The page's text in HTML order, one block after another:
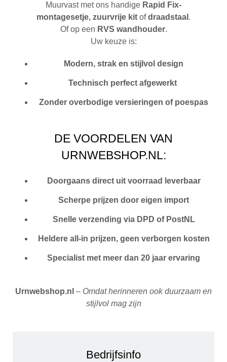
Muurvast metons handige Rapid Fix-
montagesetje, zuurvrije kit of draadstaal .
Of op een RVS wandhouder.
Uw keuze is:
Modern, strak en stijlvol design
Technisch perfect afgewerkt
Zonder overbodige versieringen of poespas
DE VOORDELEN VAN
URNWEBSHOP.NL:
Doorgaans direct uit voorraad leverbaar
Scherpe prijzen door eigen import
Snelle verzending via DPD of PostNL
Heldere all-in prijzen, geen verborgen kosten
Specialist met meer dan 20 jaar ervaring
Urnwebshop.nl – Omdat herinneren ook duurzaam en
stijlvol mag zijn
Bedrijfsinfo